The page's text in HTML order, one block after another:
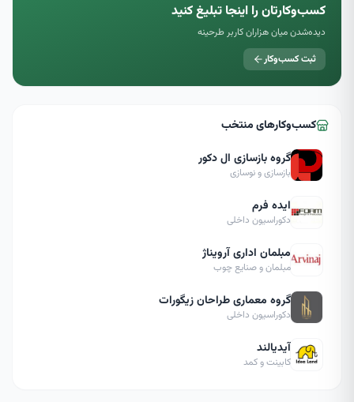
کسب‌وکارتان را اینجا تبلیغ کنید
دیده‌شدن میان هزاران کاربر طرحینه
ثبت کسب‌وکار
کسب‌وکارهای منتخب
گروه بازسازی ال دکور
بازسازی و نوسازی
ایده فرم
دکوراسیون داخلی
مبلمان اداری آرویناژ
مبلمان و صنایع چوب
گروه معماری طراحان زیگورات
دکوراسیون داخلی
آیدیالند
کابینت و کمد